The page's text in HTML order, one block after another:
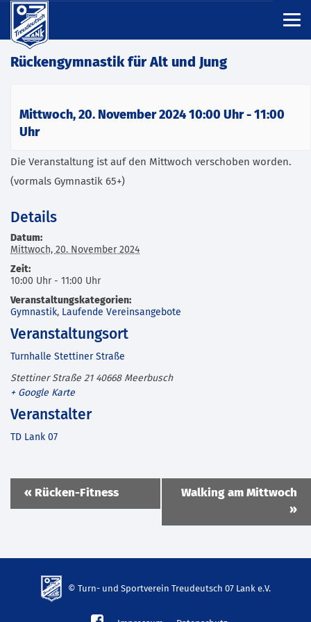
Rückengymnastik für Alt und Jung
Mittwoch, 20. November 2024 10:00 Uhr- 11:00
Uhr
Die Veranstaltung ist auf den Mittwoch verschoben worden.
(vormals Gymnastik 65+)
Details
Datum:
Mittwoch, 20. November 2024
Zeit:
10:00 Uhr - 11:00 Uhr
Veranstaltungskategorien:
Gymnastik, Laufende Vereinsangebote
Veranstaltungsort
Turnhalle Stettiner Straße
Stettiner Straße 21 40668 Meerbusch
+ Google Karte
Veranstalter
TD Lank 07
Veranstaltung
Navigation
« Rücken-Fitness
Walking am Mittwoch
»
© Turn- und Sportverein Treudeutsch 07 Lank e.V.